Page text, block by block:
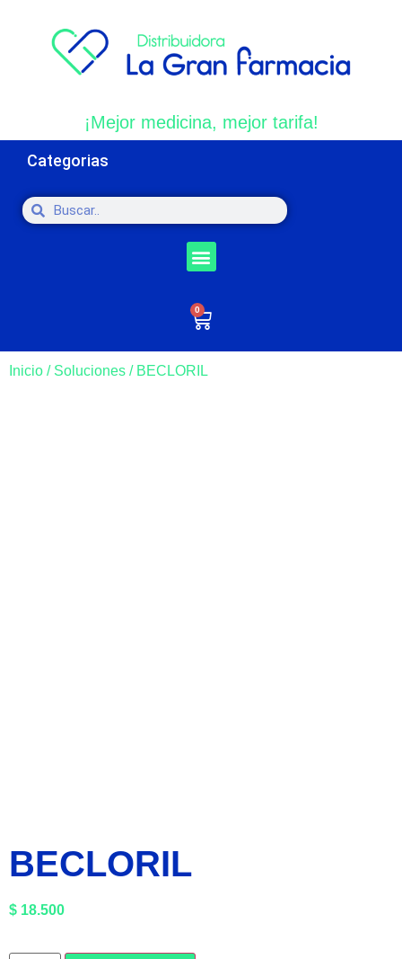
¡Mejor medicina, mejor tarifa!
Categorias
0
Inicio / Soluciones / BECLORIL
BECLORIL
$ 18.500